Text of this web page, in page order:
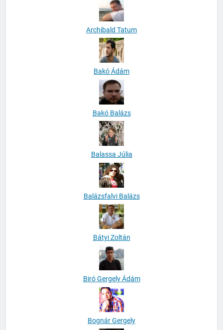
Archibald Tatum
Bakó Ádám
Bakó Balázs
Balassa Júlia
Balázsfalvi Balázs
Bátyi Zoltán
Biró Gergely Ádám
Bognár Gergely